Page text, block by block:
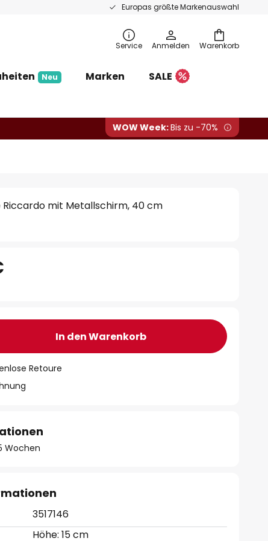
Europas größte Markenauswahl
Warenkorb
Service Anmelden
Neu Marken
SALE
WOW Week:Bis zu -70%
mit Metallschirm, 40 cm
In den Warenkorb
Retoure
Wochen
3517146
Höhe: 15 cm